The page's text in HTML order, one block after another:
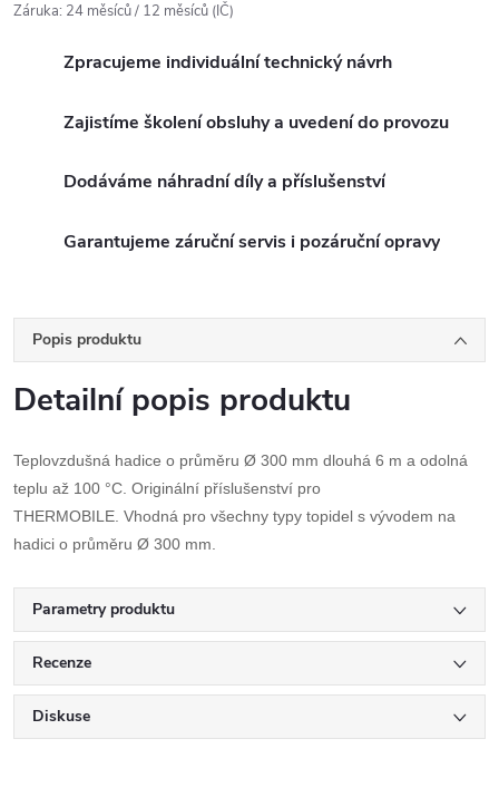
Záruka: 24 měsíců / 12 měsíců (IČ)
Zpracujeme individuální technický návrh
Zajistíme školení obsluhy a uvedení do provozu
Dodáváme náhradní díly a příslušenství
Garantujeme záruční servis i pozáruční opravy
Popis produktu
Detailní popis produktu
Teplovzdušná hadice o průměru Ø 300 mm dlouhá 6 m a odolná
teplu až 100 °C. Originální příslušenství pro
THERMOBILE. Vhodná pro všechny typy topidel s vývodem na
hadici o průměru Ø 300 mm.
Parametry produktu
Recenze
Diskuse